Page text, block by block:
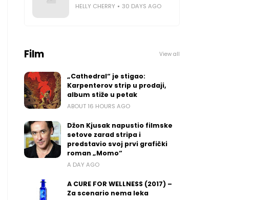
HELLY CHERRY 30 DAYS AGO
Film View all
„Cathedral“ je stigao:
Karpenterov strip u prodaji,
album stiže u petak
ABOUT 16 HOURS AGO
Džon Kjusak napustio filmske
setove zarad stripa i
predstavio svoj prvi grafički
roman „Momo“
A DAY AGO
A CURE FOR WELLNESS (2017) –
Za scenario nema leka